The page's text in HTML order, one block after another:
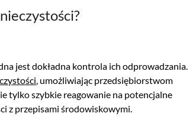
jest dokładna kontrola ich odprowadzania.
, umożliwiając przedsiębiorstwom
tylko szybkie reagowanie na potencjalne
z przepisami środowiskowymi.